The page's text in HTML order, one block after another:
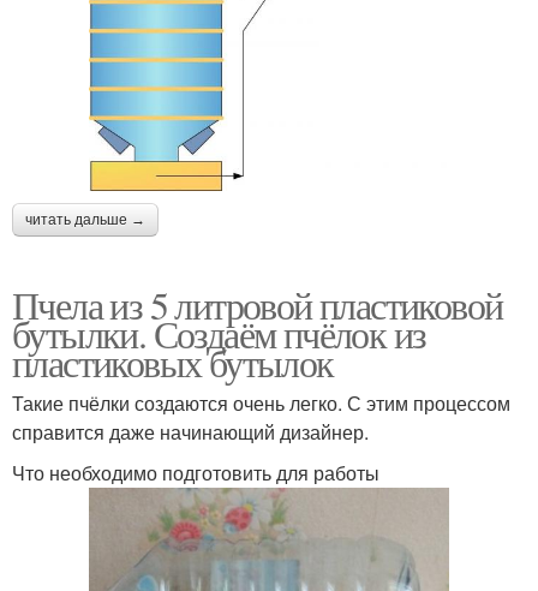
читать дальше →
Пчела из 5 литровой пластиковой
бутылки. Создаём пчёлок из
пластиковых бутылок
Такие пчёлки создаются очень легко. С этим процессом
справится даже начинающий дизайнер.
Что необходимо подготовить для работы